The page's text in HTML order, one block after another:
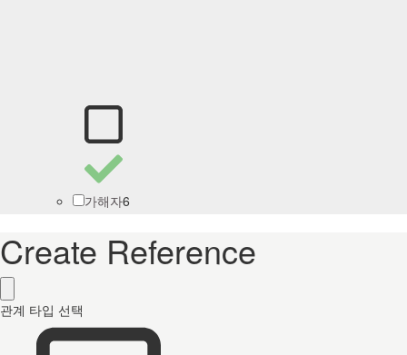
가해자6
Create Reference
관계 타입 선택